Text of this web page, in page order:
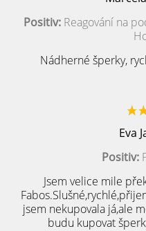
Positiv:Reagování na
Nádherné šperky,
Eva
Positiv:
Jsem velice mile
jsem nekupovala já,ale
budu kupovat